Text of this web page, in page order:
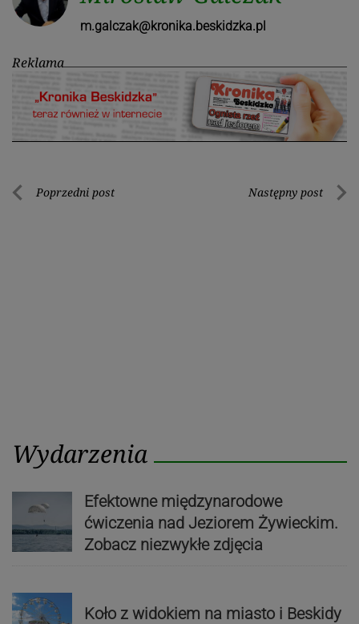
m.galczak@kronika.beskidzka.pl
Reklama
Nawigacja
Poprzedni post Następny post
Wydarzenia
Efektowne międzynarodowe
ćwiczenia nad Jeziorem Żywieckim.
Zobacz niezwykłe zdjęcia
Koło z widokiem na miasto i Beskidy